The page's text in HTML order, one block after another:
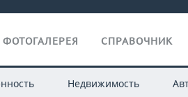
ФОТОГАЛЕРЕЯ СПРАВОЧНИК
Недвижимость